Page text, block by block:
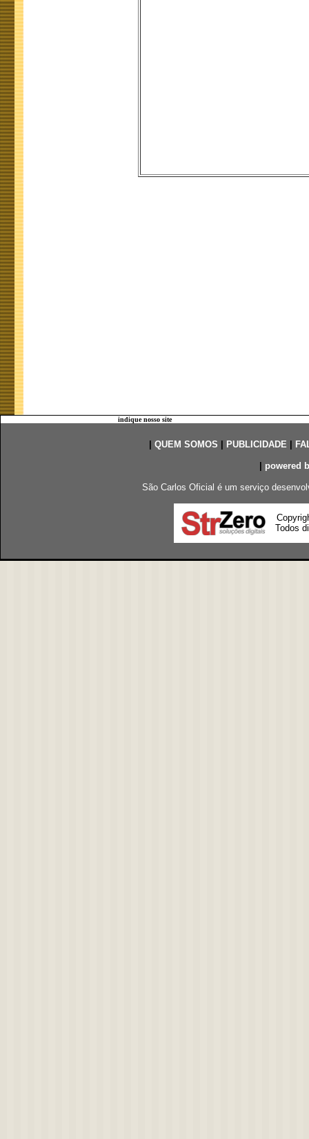
indique nosso site
QUEM SOMOS PUBLICIDADE|
powered
São Carlos Oficial é um serviço
Todos